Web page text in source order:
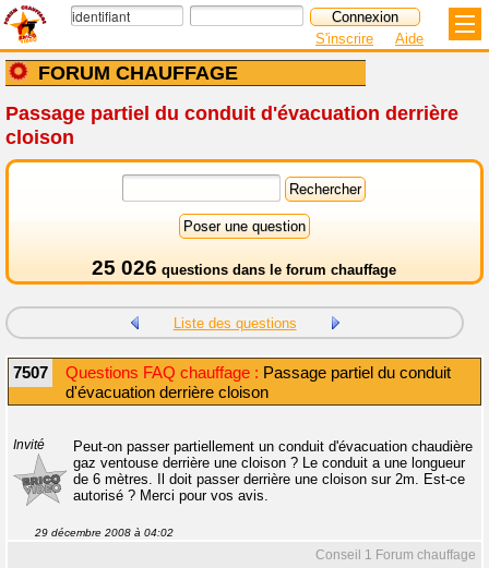
FORUM CHAUFFAGE
S'inscrire Aide
Passage partiel du conduit d'évacuation derrière
cloison
25 026 questions dans le forum chauffage
Liste des questions
7507 Questions FAQ chauffage : Passage partiel du conduit
d'évacuation derrière cloison
Invité
Peut-on passer partiellement un conduit d'évacuation chaudière
gaz ventouse derrière une cloison ? Le conduit a une longueur
de 6 mètres. Il doit passer derrière une cloison sur 2m. Est-ce
autorisé ? Merci pour vos avis.
29 décembre 2008 à 04:02
Conseil 1 Forum chauffage